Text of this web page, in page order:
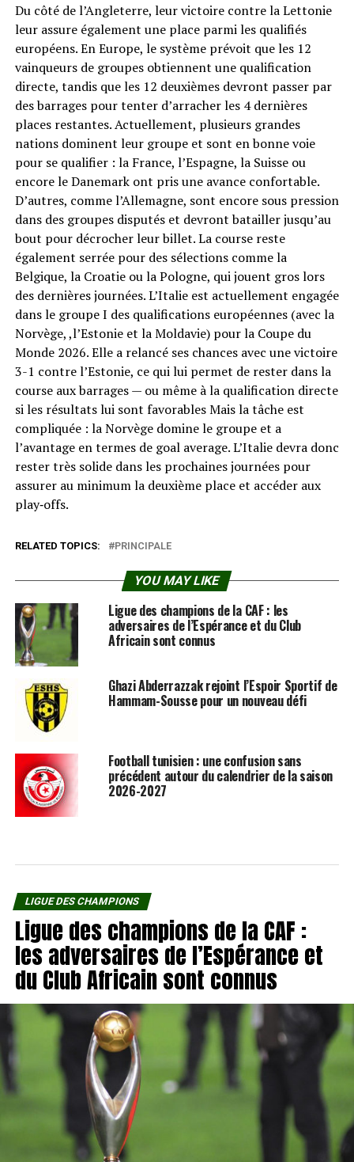
Du côté de l’Angleterre, leur victoire contre la Lettonie
leur assure également une place parmi les qualifiés
européens. En Europe, le système prévoit que les 12
vainqueurs de groupes obtiennent une qualification
directe, tandis que les 12 deuxièmes devront passer par
des barrages pour tenter d’arracher les 4 dernières
places restantes. Actuellement, plusieurs grandes
nations dominent leur groupe et sont en bonne voie
pour se qualifier : la France, l’Espagne, la Suisse ou
encore le Danemark ont pris une avance confortable.
D’autres, comme l’Allemagne, sont encore sous pression
dans des groupes disputés et devront batailler jusqu’au
bout pour décrocher leur billet. La course reste
également serrée pour des sélections comme la
Belgique, la Croatie ou la Pologne, qui jouent gros lors
des dernières journées. L’Italie est actuellement engagée
dans le groupe I des qualifications européennes (avec la
Norvège, ,l’Estonie et la Moldavie) pour la Coupe du
Monde 2026. Elle a relancé ses chances avec une victoire
3-1 contre l’Estonie, ce qui lui permet de rester dans la
course aux barrages — ou même à la qualification directe
si les résultats lui sont favorables Mais la tâche est
compliquée : la Norvège domine le groupe et a
l’avantage en termes de goal average. L’Italie devra donc
rester très solide dans les prochaines journées pour
assurer au minimum la deuxième place et accéder aux
play‑offs.
RELATED TOPICS: PRINCIPALE
YOU MAY LIKE
Ligue des champions de la CAF : les
adversaires de l’Espérance et du Club
Africain sont connus
Ghazi Abderrazzak rejoint l’Espoir Sportif de
Hammam-Sousse pour un nouveau défi
Football tunisien : une confusion sans
précédent autour du calendrier de la saison
2026-2027
LIGUE DES CHAMPIONS
Ligue des champions de la CAF :
les adversaires de l’Espérance et
du Club Africain sont connus